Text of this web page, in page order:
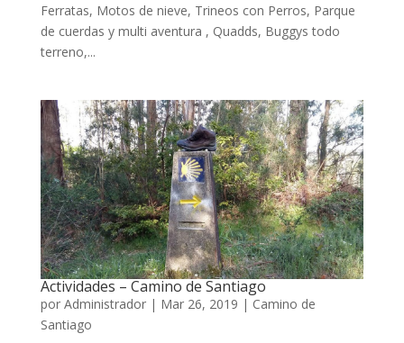
Ferratas, Motos de nieve, Trineos con Perros, Parque
de cuerdas y multi aventura , Quadds, Buggys todo
terreno,...
Actividades – Camino de Santiago
por Administrador| Mar 26, 2019 | Camino de
Santiago